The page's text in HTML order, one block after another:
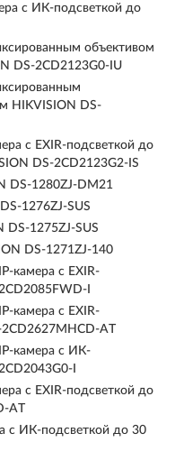
с ИК-подсветкой до
объективом
DS-2CD2123G0-IU
HIKVISION DS-
с EXIR-подсветкой до
DS-2CD2123G2-IS
DS-1280ZJ-DM21
1276ZJ-SUS
DS-1275ZJ-SUS
DS-1271ZJ-140
камера с EXIR-
I
камера с EXIR-
AT
камера с ИК-
I
с EXIR-подсветкой до
AT
с ИК-подсветкой до 30